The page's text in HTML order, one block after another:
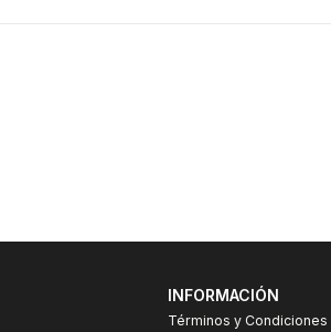
INFORMACIÓN
Términos y Condiciones